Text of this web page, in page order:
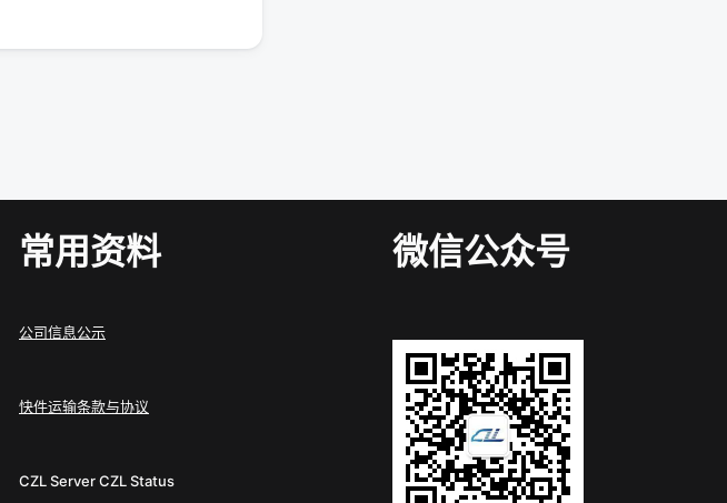
常用资料
公司信息公示
快件运输条款与协议
CZL ServerCZL Status
微信公众号